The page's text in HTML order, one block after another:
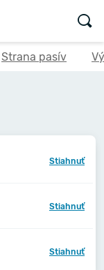
Strana pasív
Stiahnuť
Stiahnuť
Stiahnuť